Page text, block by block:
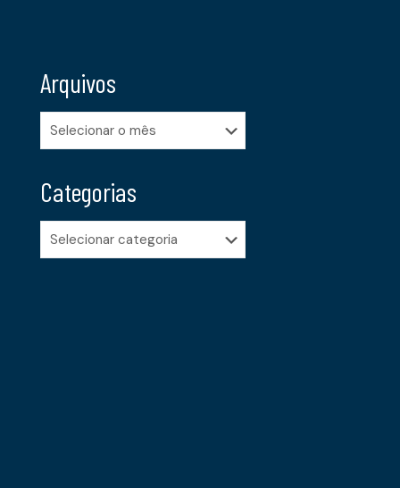
Arquivos
Arquivos
Categorias
Categorias